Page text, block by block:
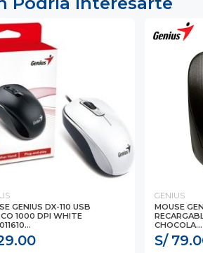
GENIUS DX-110 USB
1000 DPI WHITE
GENIUS
MOUSE
CHOCOLA...
S/